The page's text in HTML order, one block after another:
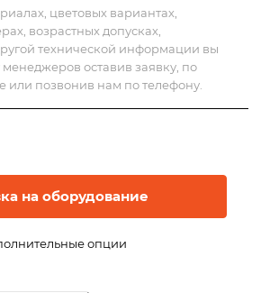
цветовых вариантах,
возрастных допусках,
технической информации вы
менеджеров оставив заявку, по
или позвонив нам по телефону.
на оборудование
опции